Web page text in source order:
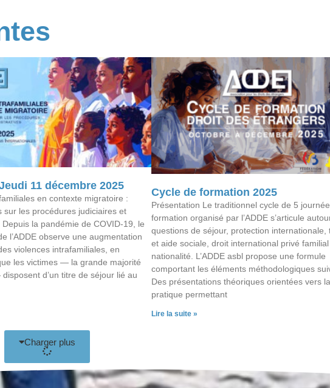
11 décembre 2025
en contexte migratoire :
sur les procédures judiciaires et
la pandémie de COVID-19, le
l’ADDE observe une augmentation
violences intrafamiliales, en
les victimes — la grande majorité
d’un titre de séjour lié au
Cycle de formation 2025
Présentation Le traditionnel cycle de 5
formation organisé par l’ADDE s’articule
questions de séjour, protection internationale,
et aide sociale, droit international privé
nationalité. L’ADDE asbl propose une formule
comportant les éléments méthodologiques
Des présentations théoriques orientées vers la
pratique permettant
Lire la suite »
Charger plus